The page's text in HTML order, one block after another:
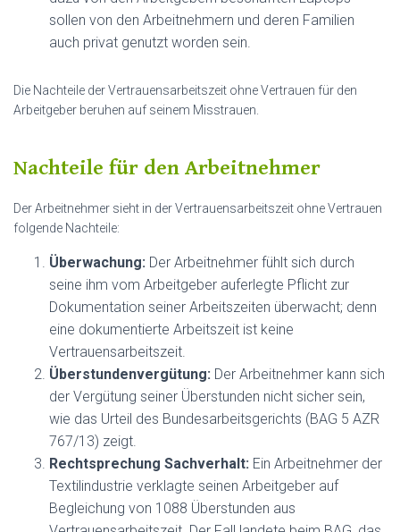
sollen von den Arbeitnehmern und deren Familien
auch privat genutzt worden sein.
Die Nachteile der Vertrauensarbeitszeit ohne Vertrauen für den
Arbeitgeber beruhen auf seinem Misstrauen.
Nachteile für den Arbeitnehmer
Der Arbeitnehmer sieht in der Vertrauensarbeitszeit ohne Vertrauen
folgende Nachteile:
Überwachung: Der Arbeitnehmer fühlt sich durch
seine ihm vom Arbeitgeber auferlegte Pflicht zur
Dokumentation seiner Arbeitszeiten überwacht; denn
eine dokumentierte Arbeitszeit ist keine
Vertrauensarbeitszeit.
Überstundenvergütung: Der Arbeitnehmer kann sich
der Vergütung seiner Überstunden nicht sicher sein,
wie das Urteil des Bundesarbeitsgerichts (BAG 5 AZR
767/13) zeigt.
Rechtsprechung Sachverhalt: Ein Arbeitnehmer der
Textilindustrie verklagte seinen Arbeitgeber auf
Begleichung von 1088 Überstunden aus